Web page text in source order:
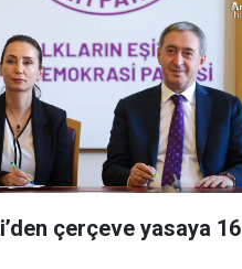
çerçeve yasaya 16